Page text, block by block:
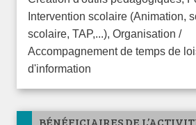
Intervention scolaire (Animation,
scolaire, TAP,...), Organisation /
Accompagnement de temps de
d'information
BÉNÉFICIAIRES DE